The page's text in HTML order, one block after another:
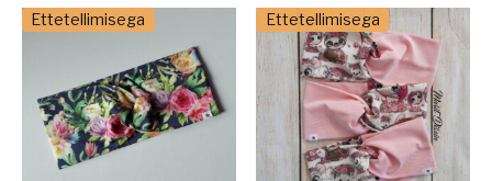
Ettetellimisega Ettetellimisega